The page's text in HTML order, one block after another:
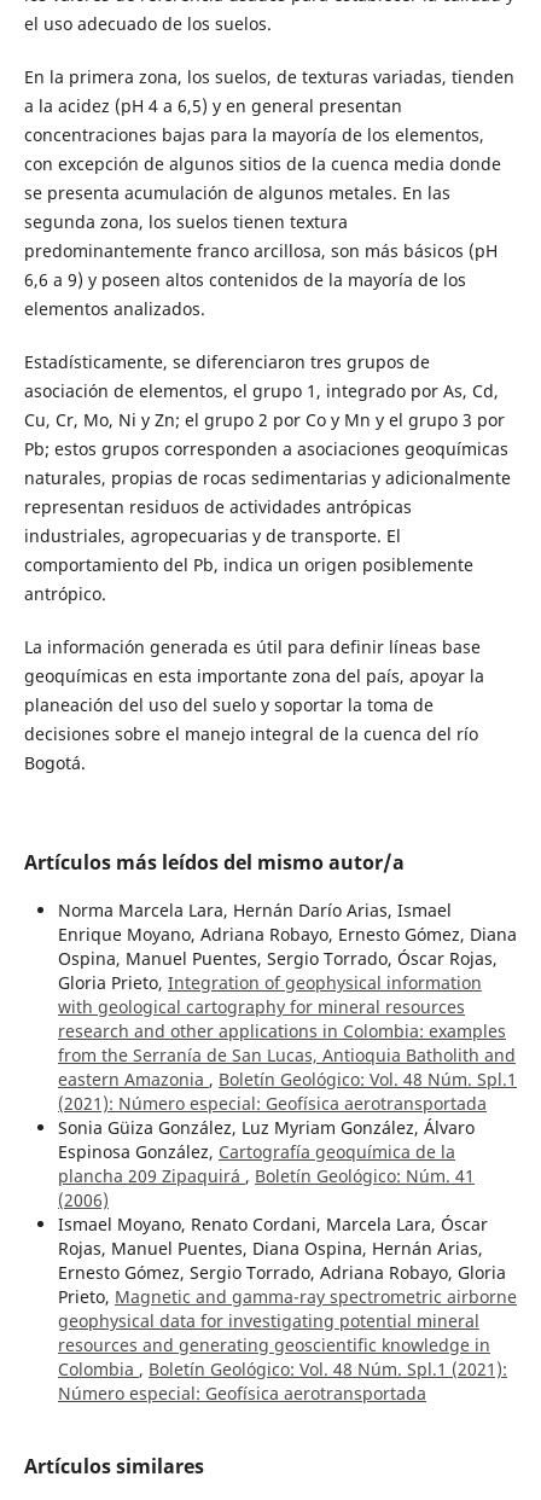
el uso adecuado de los suelos.
En la primera zona, los suelos, de texturas variadas, tienden
a la acidez (pH 4 a 6,5) y en general presentan
concentraciones bajas para la mayoría de los elementos,
con excepción de algunos sitios de la cuenca media donde
se presenta acumulación de algunos metales. En las
segunda zona, los suelos tienen textura
predominantemente franco arcillosa, son más básicos (pH
6,6 a 9) y poseen altos contenidos de la mayoría de los
elementos analizados.
Estadísticamente, se diferenciaron tres grupos de
asociación de elementos, el grupo 1, integrado por As, Cd,
Cu, Cr, Mo, Ni y Zn; el grupo 2 por Co y Mn y el grupo 3 por
Pb; estos grupos corresponden a asociaciones geoquímicas
naturales, propias de rocas sedimentarias y adicionalmente
representan residuos de actividades antrópicas
industriales, agropecuarias y de transporte. El
comportamiento del Pb, indica un origen posiblemente
antrópico.
La información generada es útil para definir líneas base
geoquímicas en esta importante zona del país, apoyar la
planeación del uso del suelo y soportar la toma de
decisiones sobre el manejo integral de la cuenca del río
Bogotá.
Artículos más leídos del mismo autor/a
Norma Marcela Lara, Hernán Darío Arias, Ismael
Enrique Moyano, Adriana Robayo, Ernesto Gómez, Diana
Ospina, Manuel Puentes, Sergio Torrado, Óscar Rojas,
Gloria Prieto, Integration of geophysical information
with geological cartography for mineral resources
research and other applications in Colombia: examples
from the Serranía de San Lucas, Antioquia Batholith and
eastern Amazonia , Boletín Geológico: Vol. 48 Núm. Spl.1
(2021): Número especial: Geofísica aerotransportada
Sonia Güiza González, Luz Myriam González, Álvaro
Espinosa González, Cartografía geoquímica de la
plancha 209 Zipaquirá , Boletín Geológico: Núm. 41
(2006)
Ismael Moyano, Renato Cordani, Marcela Lara, Óscar
Rojas, Manuel Puentes, Diana Ospina, Hernán Arias,
Ernesto Gómez, Sergio Torrado, Adriana Robayo, Gloria
Prieto, Magnetic and gamma-ray spectrometric airborne
geophysical data for investigating potential mineral
resources and generating geoscientific knowledge in
Colombia , Boletín Geológico: Vol. 48 Núm. Spl.1 (2021):
Número especial: Geofísica aerotransportada
Artículos similares